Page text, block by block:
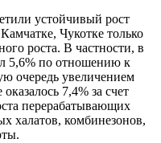
устойчивый рост
Чукотке только
роста. В частности, в
5,6% по отношению к
очередь увеличением
7,4% за счет
перерабатывающих
халатов, комбинезонов,